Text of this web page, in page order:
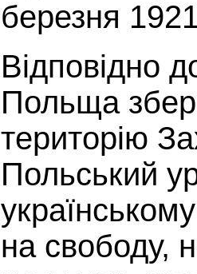
березня
Відповідно
Польща
територію
Польський
на свободу,